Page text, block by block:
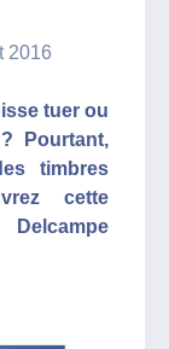
2016
tuer ou
Pourtant,
timbres
cette